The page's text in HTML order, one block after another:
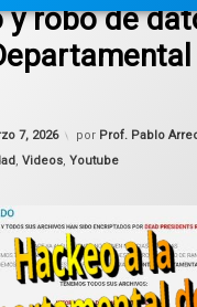
y robo de
7, 2026
Actualizado el
por Prof. Pablo
,Videos,Youtube